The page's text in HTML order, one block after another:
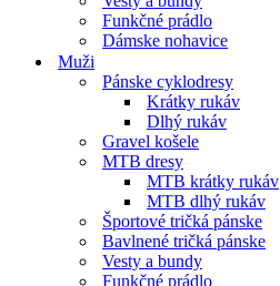
Funkčné prádlo
Dámske nohavice
Muži
Pánske cyklodresy
Krátky rukáv
Dlhý rukáv
Gravel košele
MTB dresy
MTB krátky rukáv
MTB dlhý rukáv
Športové tričká pánske
Bavlnené tričká pánske
Vesty a bundy
Funkčné prádlo